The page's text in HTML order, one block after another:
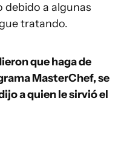
debido a algunas
tratando.
que haga de
MasterChef, se
a quien le sirvió el